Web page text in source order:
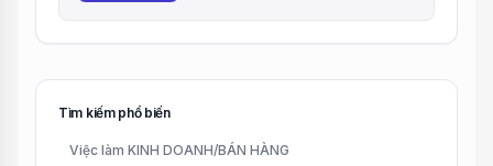
Tìm kiếm phổ biến
Việc làm KINH DOANH/BÁN HÀNG